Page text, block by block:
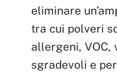
eliminare
tra cui polveri
allergeni, VOC,
sgradevoli e